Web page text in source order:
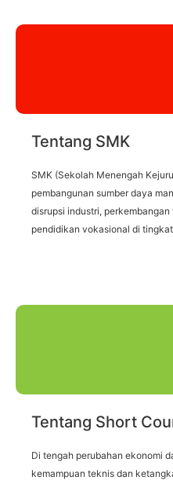
Tentang SMK
SMK (Sekolah Menengah
pembangunan sumber daya
disrupsi industri,
pendidikan vokasional di
Tentang Short
Di tengah perubahan ekonomi
kemampuan teknis dan